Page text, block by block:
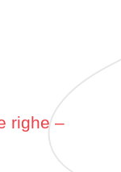
righe –